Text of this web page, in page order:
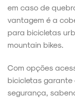
em caso de
vantagem é a
para bicicletas
mountain bikes.
Com opções
bicicletas garante
segurança,